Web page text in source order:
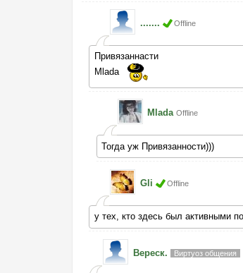
....... Offline
Привязаннасти
Mlada
Mlada Offline
Тогда уж Привязанности)))
Gli Offline
у тех, кто здесь был активными
Вереск. Виртуоз общения